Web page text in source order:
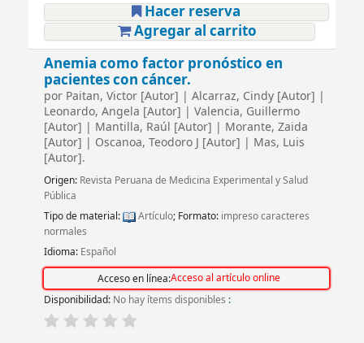
Hacer reserva
Agregar al carrito
Anemia como factor pronóstico en
pacientes con cáncer.
por Paitan, Victor[Autor] | Alcarraz, Cindy[Autor] |
Leonardo, Angela [Autor] | Valencia, Guillermo
[Autor] | Mantilla, Raúl [Autor] | Morante, Zaida
[Autor] | Oscanoa, Teodoro J [Autor] | Mas, Luis
[Autor].
Origen: Revista Peruana de Medicina Experimental y Salud
Pública
Tipo de material:
Artículo; Formato: impreso caracteres
normales
Idioma: Español
Acceso en línea:Acceso al artículo online
Disponibilidad: No hay ítems disponibles :